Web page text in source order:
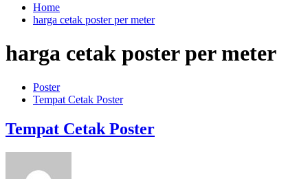
Home
harga cetak poster per meter
harga cetak poster per meter
Poster
Tempat Cetak Poster
Tempat Cetak Poster